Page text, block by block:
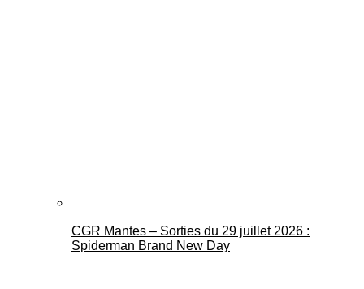
CGR Mantes – Sorties du 29 juillet 2026 :
Spiderman Brand New Day